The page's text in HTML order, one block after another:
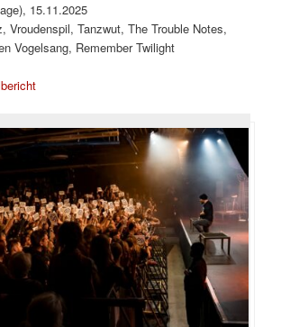
15.11.2025
Vroudenspil, Tanzwut, The Trouble Notes,
Vogelsang, Remember Twilight